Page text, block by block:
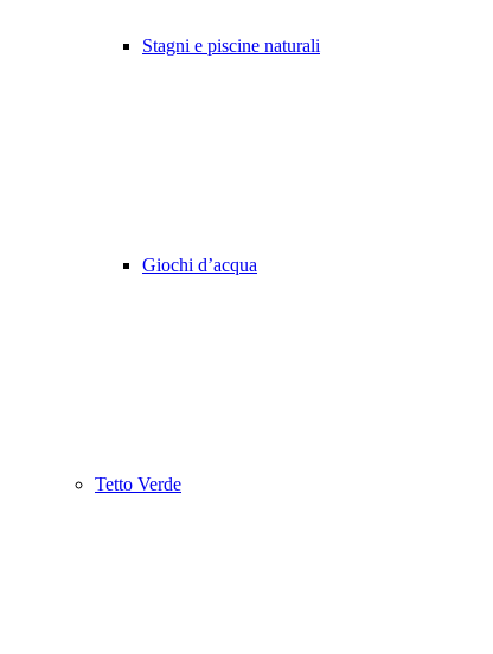
Stagni e piscine naturali
Giochi d’acqua
Tetto Verde